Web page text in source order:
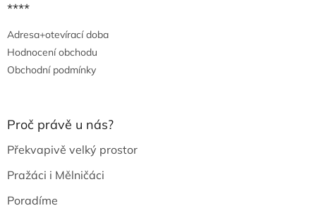
****
Adresa+otevírací doba
Hodnocení obchodu
Obchodní podmínky
Proč právě u nás?
Překvapivě velký prostor
Pražáci i Mělničáci
Poradíme